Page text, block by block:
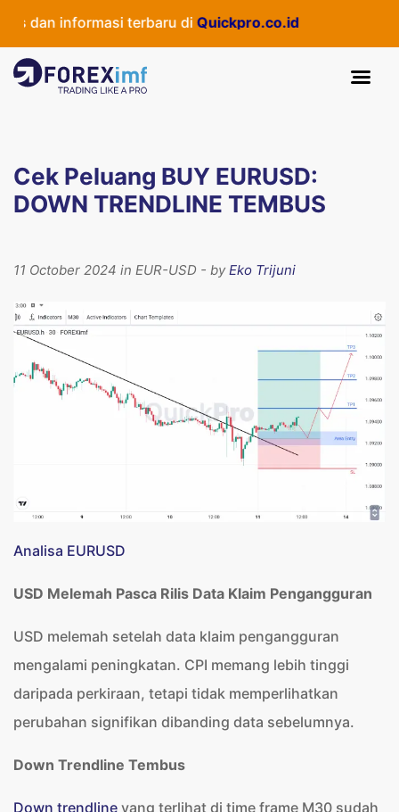
dan informasi terbaru di Quickpro.co.id
Cek Peluang BUY EURUSD:
DOWN TRENDLINE TEMBUS
11 October 2024 in EUR-USD - byEko Trijuni
Analisa EURUSD
USD Melemah Pasca Rilis Data Klaim Pengangguran
USD melemah setelah data klaim pengangguran
mengalami peningkatan. CPI memang lebih tinggi
daripada perkiraan, tetapi tidak memperlihatkan
perubahan signifikan dibanding data sebelumnya.
Down Trendline Tembus
Down trendline yang terlihat di time frame M30 sudah